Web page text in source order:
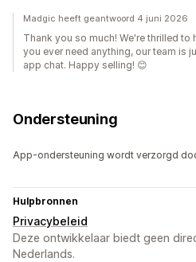
Madgic heeft geantwoord 4 juni 2026
Thank you so much! We're thrilled to
you ever need anything, our team is
app chat. Happy selling! 😊
Ondersteuning
App-ondersteuning wordt verzorgd
Hulpbronnen
Privacybeleid
Deze ontwikkelaar biedt geen
Nederlands.